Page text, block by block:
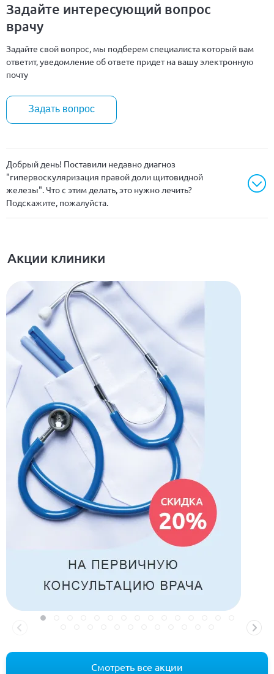
Добрый день! Поставили недавно диагноз
"гипервоскуляризация правой доли щитовидной
железы". Что с этим делать, это нужно лечить?
Подскажите, пожалуйста.
Задайте интересующий вопрос
врачу
Задайте свой вопрос, мы подберем специалиста который вам
ответит, уведомление об ответе придет на вашу электронную
почту
Задать вопрос
Акции клиники
Смотреть все акции